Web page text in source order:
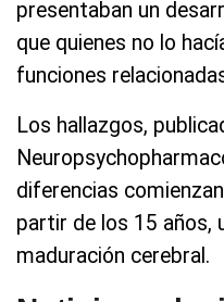
presentaban un
que quienes no lo
funciones
Los hallazgos,
diferencias
partir de los 15 años,
maduración cerebral.